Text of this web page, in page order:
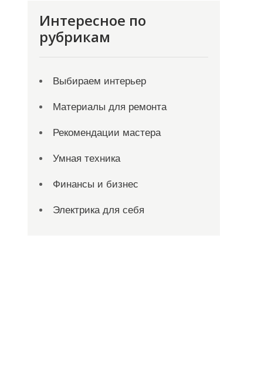
Интересное по
рубрикам
Выбираем интерьер
Материалы для ремонта
Рекомендации мастера
Умная техника
Финансы и бизнес
Электрика для себя